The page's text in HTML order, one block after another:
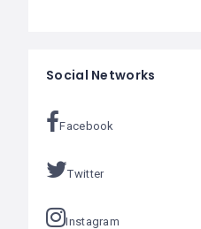
Social Networks
Facebook
Twitter
Instagram